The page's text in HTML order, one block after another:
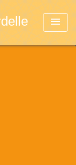
menu